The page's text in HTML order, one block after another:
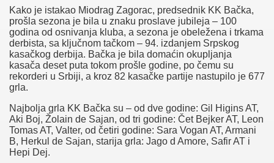
Kako je istakao Miodrag Zagorac, predsednik KK Bačka,
prošla sezona je bila u znaku proslave jubileja – 100
godina od osnivanja kluba, a sezona je obeležena i trkama
derbista, sa ključnom tačkom – 94. izdanjem Srpskog
kasačkog derbija. Bačka je bila domaćin okupljanja
kasača deset puta tokom prošle godine, po čemu su
rekorderi u Srbiji, a kroz 82 kasačke partije nastupilo je 677
grla.
Najbolja grla KK Bačka su – od dve godine: Gil Higins AT,
Aki Boj, Žolain de Sajan, od tri godine: Čet Bejker AT, Leon
Tomas AT, Valter, od četiri godine: Sara Vogan AT, Armani
B, Herkul de Sajan, starija grla: Jago d Amore, Safir AT i
Hepi Dej.
function properly. This category only includes cookies that
ensures basic functionalities and security features of the website.
These cookies do not store any personal information.
Non-necessary
Non-necessary
Any cookies that may not be particularly necessary for the
website to function and is used specifically to collect user
personal data via analytics, ads, other embedded contents are
termed as non-necessary cookies. It is mandatory to procure user
consent prior to running these cookies on your website.
SAVE & ACCEPT